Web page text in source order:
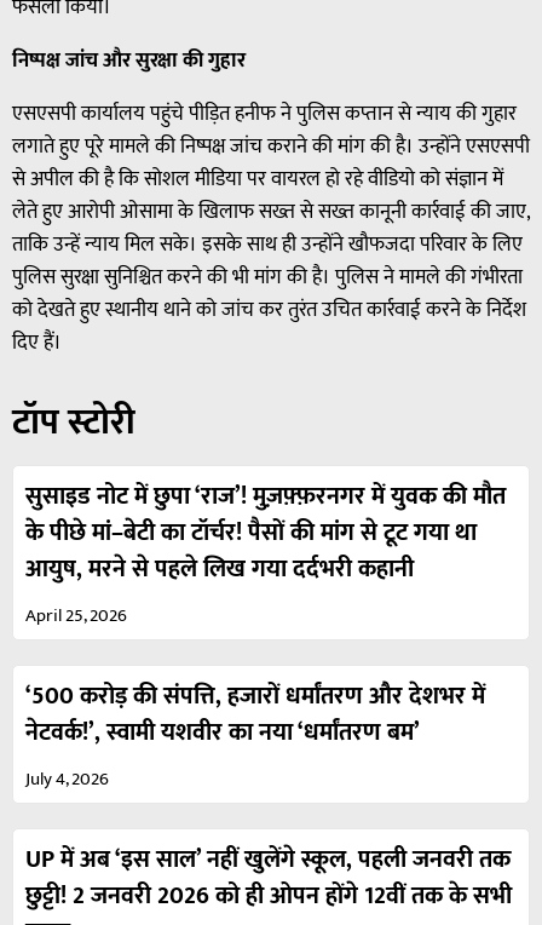
फैसला किया।
निष्पक्ष जांच और सुरक्षा की गुहार
एसएसपी कार्यालय पहुंचे पीड़ित हनीफ ने पुलिस कप्तान से न्याय की गुहार
लगाते हुए पूरे मामले की निष्पक्ष जांच कराने की मांग की है। उन्होंने एसएसपी
से अपील की है कि सोशल मीडिया पर वायरल हो रहे वीडियो को संज्ञान में
लेते हुए आरोपी ओसामा के खिलाफ सख्त से सख्त कानूनी कार्रवाई की जाए,
ताकि उन्हें न्याय मिल सके। इसके साथ ही उन्होंने खौफजदा परिवार के लिए
पुलिस सुरक्षा सुनिश्चित करने की भी मांग की है। पुलिस ने मामले की गंभीरता
को देखते हुए स्थानीय थाने को जांच कर तुरंत उचित कार्रवाई करने के निर्देश
दिए हैं।
टॉप स्टोरी
सुसाइड नोट में छुपा ‘राज’! मुज़फ़्फ़रनगर में युवक की मौत
के पीछे मां–बेटी का टॉर्चर! पैसों की मांग से टूट गया था
आयुष, मरने से पहले लिख गया दर्दभरी कहानी
April 25, 2026
‘500 करोड़ की संपत्ति, हजारों धर्मांतरण और देशभर में
नेटवर्क!’, स्वामी यशवीर का नया ‘धर्मांतरण बम’
July 4, 2026
UP में अब ‘इस साल’ नहीं खुलेंगे स्कूल, पहली जनवरी तक
छुट्टी! 2 जनवरी 2026 को ही ओपन होंगे 12वीं तक के सभी